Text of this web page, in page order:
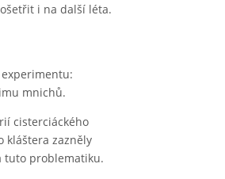
i na další léta.
mnichů.
cisterciáckého
kláštera zazněly
tuto problematiku.